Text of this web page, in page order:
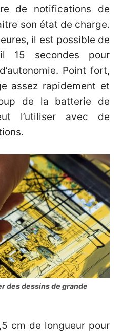
de notifications de
son état de charge.
il est possible de
15 secondes pour
Point fort,
assez rapidement et
de la batterie de
l’utiliser avec de
.
des dessins de grande
cm de longueur pour